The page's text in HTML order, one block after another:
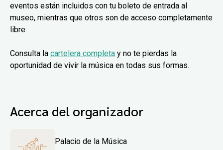
eventos están incluidos con tu boleto de entrada al
museo, mientras que otros son de acceso completamente
libre.
Consulta la cartelera completa y no te pierdas la
oportunidad de vivir la música en todas sus formas.
Acerca del organizador
Palacio de la Música